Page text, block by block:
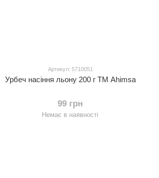
Артикул: 5710051
Урбеч насіння льону 200 г TM Ahimsa
99 грн
Немає в наявності